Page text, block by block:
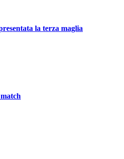
la terza maglia